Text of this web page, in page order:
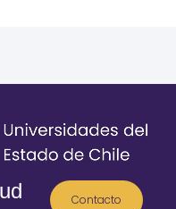
Contacto